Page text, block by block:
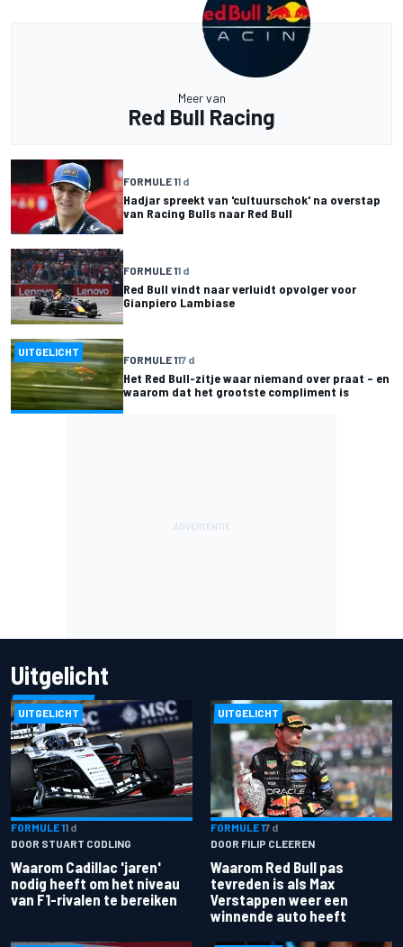
Meer van
Red Bull Racing
FORMULE 11 d
Hadjar spreekt van 'cultuurschok' na overstap
van Racing Bulls naar Red Bull
FORMULE 11 d
Red Bull vindt naar verluidt opvolger voor
Gianpiero Lambiase
UITGELICHT
FORMULE 117 d
Het Red Bull-zitje waar niemand over praat – en
waarom dat het grootste compliment is
Uitgelicht
UITGELICHT
FORMULE 11 d
DOOR STUART CODLING
Waarom Cadillac 'jaren'
nodig heeft om het niveau
van F1-rivalen te bereiken
UITGELICHT
FORMULE 17 d
DOOR FILIP CLEEREN
Waarom Red Bull pas
tevreden is als Max
Verstappen weer een
winnende auto heeft